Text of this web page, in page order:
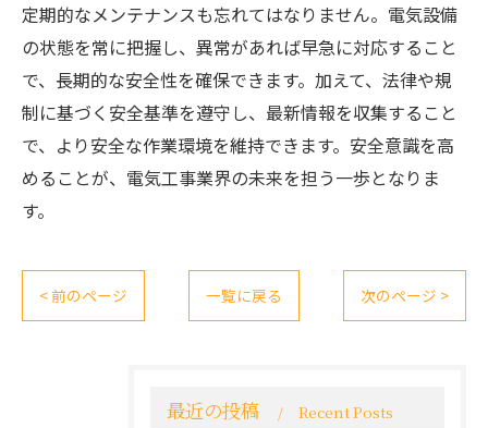
定期的なメンテナンスも忘れてはなりません。電気設備
の状態を常に把握し、異常があれば早急に対応すること
で、長期的な安全性を確保できます。加えて、法律や規
制に基づく安全基準を遵守し、最新情報を収集すること
で、より安全な作業環境を維持できます。安全意識を高
めることが、電気工事業界の未来を担う一歩となりま
す。
< 前のページ 一覧に戻る 次のページ >
最近の投稿 Recent Posts